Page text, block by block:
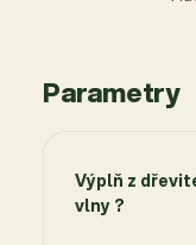
Parametry
Výplň z
vlny ?